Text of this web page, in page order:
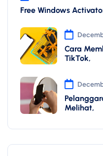
Free Windows
Cara
TikTok,
Melihat,